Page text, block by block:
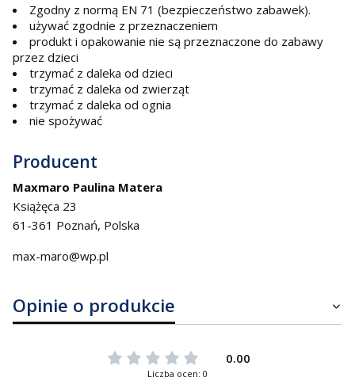
Zgodny z normą EN 71 (bezpieczeństwo zabawek).
używać zgodnie z przeznaczeniem
produkt i opakowanie nie są przeznaczone do zabawy
przez dzieci
trzymać z daleka od dzieci
trzymać z daleka od zwierząt
trzymać z daleka od ognia
nie spożywać
Producent
Maxmaro Paulina Matera
Książęca 23
61-361 Poznań, Polska
max-maro@wp.pl
Opinie o produkcie
0.00
Liczba ocen: 0